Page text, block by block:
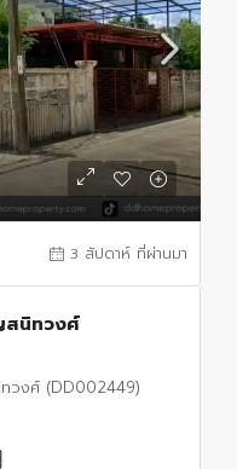
3 สัปดาห์ ที่ผ่านมา
สนิทวงศ์
วงศ์ (DD002449)